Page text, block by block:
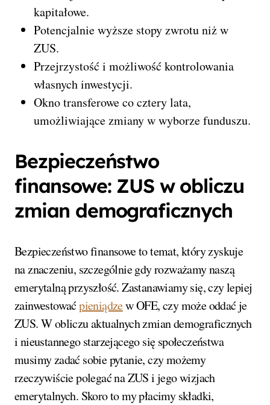
kapitałowe.
Potencjalnie wyższe stopy zwrotu niż w
ZUS.
Przejrzystość i możliwość kontrolowania
własnych inwestycji.
Okno transferowe co cztery lata,
umożliwiające zmiany w wyborze funduszu.
Bezpieczeństwo
finansowe: ZUS w obliczu
zmian demograficznych
Bezpieczeństwo finansowe to temat, który zyskuje
na znaczeniu, szczególnie gdy rozważamy naszą
emerytalną przyszłość. Zastanawiamy się, czy lepiej
zainwestowaćpieniądzew OFE, czy może oddać je
ZUS. W obliczu aktualnych zmian demograficznych
i nieustannego starzejącego się społeczeństwa
musimy zadać sobie pytanie, czy możemy
rzeczywiście polegać na ZUS i jego wizjach
emerytalnych. Skoro to my płacimy składki,